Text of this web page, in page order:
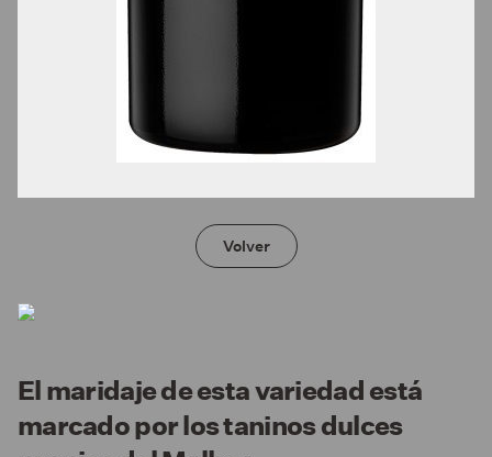
Volver
El maridaje de esta variedad está
marcado por los taninos dulces